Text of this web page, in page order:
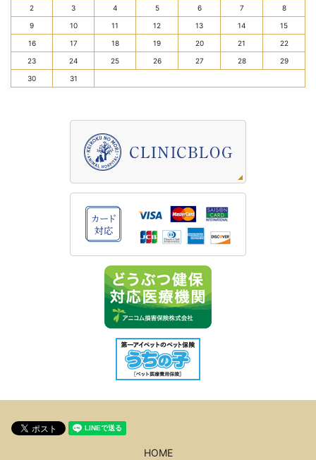
2 3 4 5 6 7 8
9 10 11 12 13 14 15
16 17 18 19 20 21 22
23 24 25 26 27 28 29
30 31
HOME